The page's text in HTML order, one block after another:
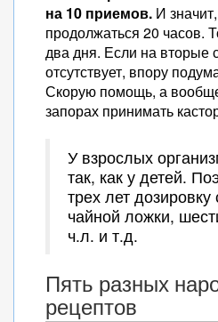
на 10 приемов. И
продолжаться 20 часов.
два дня. Если на вторые
отсутствует, впору
Скорую помощь, а
запорах принимать
У взрослых
так, как у детей.
трех лет
чайной ложки,
ч.л. и т.д.
Пять разных
рецептов